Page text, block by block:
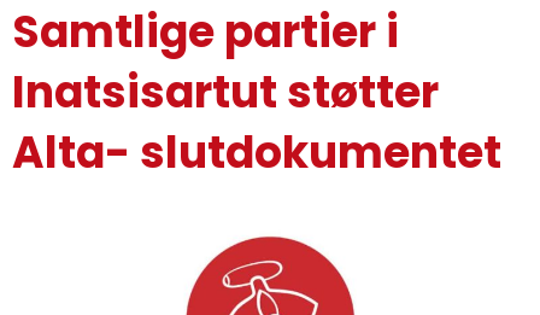
Samtlige partier i
Inatsisartut støtter
Alta- slutdokumentet